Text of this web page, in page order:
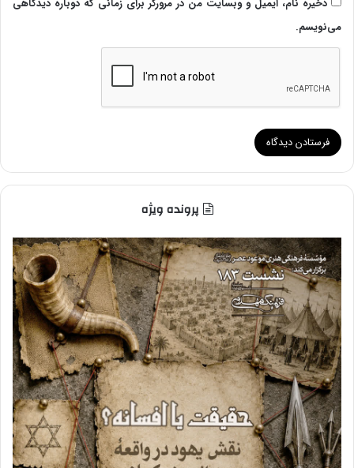
می‌نویسم.
پرونده ویژه